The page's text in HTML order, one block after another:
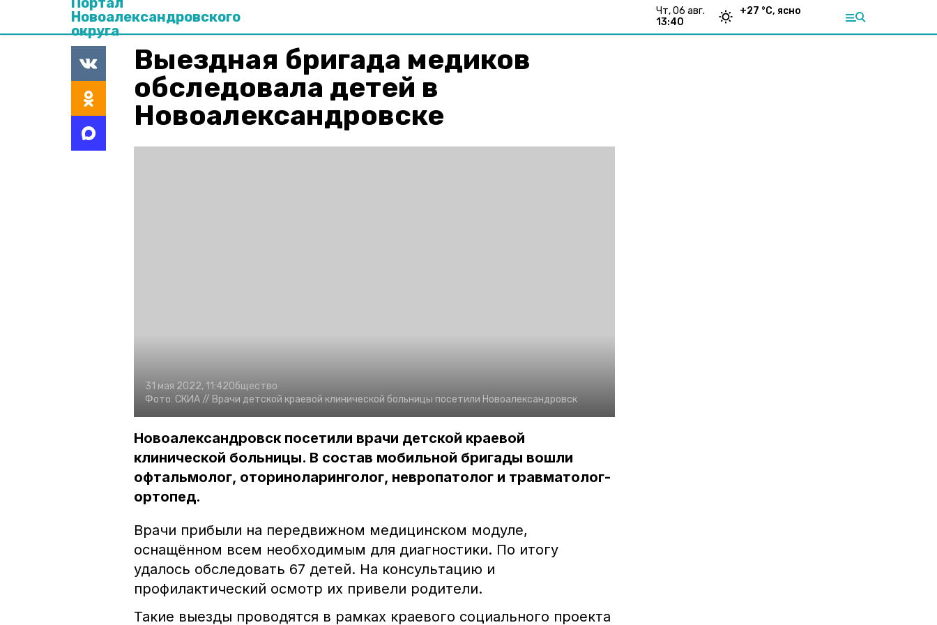
Новоалександровского
округа
чт, 06 авг.
13:40
+27 °С, ясно
Выездная бригада медиков
обследовала детей в
Новоалександровске
31 мая 2022, 11:42Общество
Фото: СКИА // Врачи детской краевой клинической больницы посетили Новоалександровск
Новоалександровск посетили врачи детской краевой
клинической больницы. В состав мобильной бригады вошли
офтальмолог, оториноларинголог, невропатолог и травматолог-
ортопед.
Врачи прибыли на передвижном медицинском модуле,
оснащённом всем необходимым для диагностики. По итогу
удалось обследовать 67 детей. На консультацию и
профилактический осмотр их привели родители.
Такие выезды проводятся в рамках краевого социального проекта